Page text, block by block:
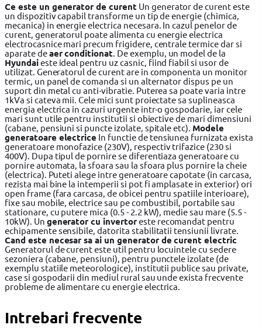
Ce este un generator de curent Un generator de curent este
un dispozitiv capabil transforme un tip de energie (chimica,
mecanica) in energie electrica necesara. In cazul penelor de
curent, generatorul poate alimenta cu energie electrica
electrocasnice mari precum frigidere, centrale termice dar si
aparate deaer conditionat. De exemplu, un model de la
Hyundaieste ideal pentru uz casnic, fiind fiabil si usor de
utilizat. Generatorul de curent are in componenta un monitor
termic, un panel de comanda si un alternator dispus pe un
suport din metal cu anti-vibratie. Puterea sa poate varia intre
1kVa si cateva mii. Cele mici sunt proiectate sa suplineasca
energia electrica in cazuri urgente intr-o gospodarie, iar cele
mari sunt utile pentru institutii si obiective de mari dimensiuni
(cabane, pensiuni si puncte izolate, spitale etc). Modele
generatoare electrice In functie de tensiunea furnizata exista
generatoare monofazice (230V), respectiv trifazice (230 si
400V). Dupa tipul de pornire se diferentiaza generatoare cu
pornire automata, la sfoara sau la sfoara plus pornire la cheie
(electrica). Puteti alege intre generatoare capotate (in carcasa,
rezista mai bine la intemperii si pot fi amplasate in exterior) ori
open frame (fara carcasa, de obicei pentru spatiile interioare),
fixe sau mobile, electrice sau pe combustibil, portabile sau
stationare, cu putere mica (0.5 - 2.2 kW), medie sau mare (5.5 -
10kW). Un generator cu invertoreste recomandat pentru
echipamente sensibile, datorita stabilitatii tensiunii livrate.
Cand este necesar sa ai un generator de curent electric
Generatorul de curent este util pentru locuintele cu sedere
sezoniera (cabane, pensiuni), pentru punctele izolate (de
exemplu statiile meteorologice), institutii publice sau private,
case si gospodarii din mediul rural sau unde exista frecvente
probleme de alimentare cu energie electrica.
Intrebari frecvente